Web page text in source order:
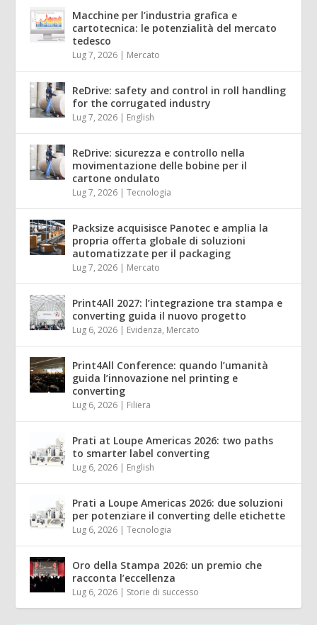
Macchine per l’industria grafica e
cartotecnica: le potenzialità del mercato
tedesco
Lug 7, 2026 | Mercato
ReDrive: safety and control in roll handling
for the corrugated industry
Lug 7, 2026 | English
ReDrive: sicurezza e controllo nella
movimentazione delle bobine per il
cartone ondulato
Lug 7, 2026 |Tecnologia
Packsize acquisisce Panotec e amplia la
propria offerta globale di soluzioni
automatizzate per il packaging
Lug 7, 2026 | Mercato
Print4All 2027: l’integrazione tra stampa e
converting guida il nuovo progetto
Lug 6, 2026 | Evidenza, Mercato
Print4All Conference: quando l’umanità
guida l’innovazione nel printing e
converting
Lug 6, 2026 | Filiera
Prati at Loupe Americas 2026: two paths
to smarter label converting
Lug 6, 2026 | English
Prati a Loupe Americas 2026: due soluzioni
per potenziare il converting delle etichette
Lug 6, 2026 |Tecnologia
Oro della Stampa 2026: un premio che
racconta l’eccellenza
Lug 6, 2026 | Storie di successo